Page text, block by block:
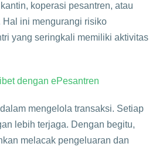
koperasi pesantren, atau
Hal ini mengurangi risiko
yang seringkali memiliki aktivitas
dengan ePesantren
mengelola transaksi. Setiap
lebih terjaga. Dengan begitu,
melacak pengeluaran dan